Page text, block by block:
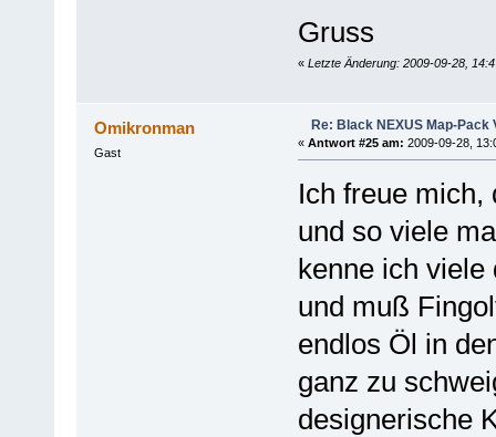
Gruss
« Letzte Änderung: 2009-09-28,
Omikronman
Gast
Re: Black NEXUS Map-Pack
« Antwort #25 am: 2009-09-28,
Ich freue mich,
und so viele
kenne ich viele
und muß
endlos Öl in
ganz zu
designerische